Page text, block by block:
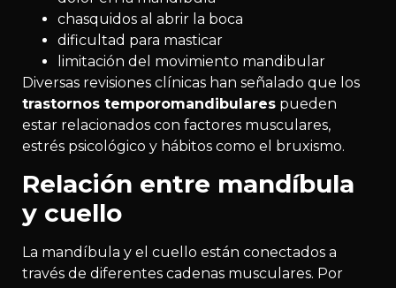
chasquidos al abrir la boca
dificultad para masticar
limitación del movimiento mandibular
Diversas revisiones clínicas han señalado que los
trastornos temporomandibulares pueden
estar relacionados con factores musculares,
estrés psicológico y hábitos como el bruxismo.
Relación entre mandíbula
y cuello
La mandíbula y el cuello están conectados a
través de diferentes cadenas musculares. Por